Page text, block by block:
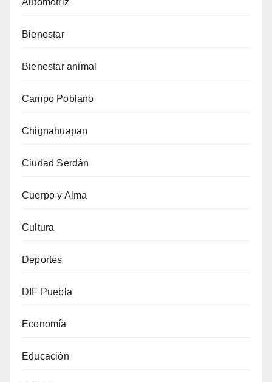
Bienestar
Bienestar animal
Campo Poblano
Chignahuapan
Ciudad Serdán
Cuerpo y Alma
Cultura
Deportes
DIF Puebla
Economía
Educación